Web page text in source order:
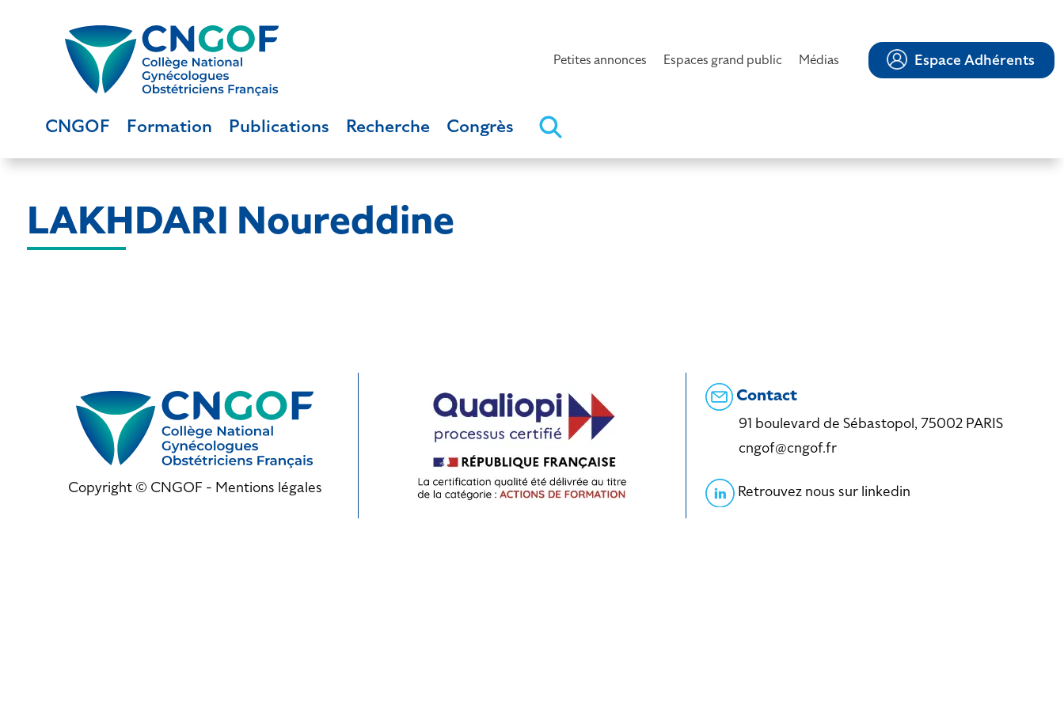
Petites annonces Espaces grand public Médias Espace Adhérents
CNGOF Formation Publications Recherche Congrès
LAKHDARI Noureddine
Copyright © CNGOF - Mentions légales
Contact
91 boulevard de Sébastopol, 75002 PARIS
cngof@cngof.fr
Retrouvez nous sur linkedin